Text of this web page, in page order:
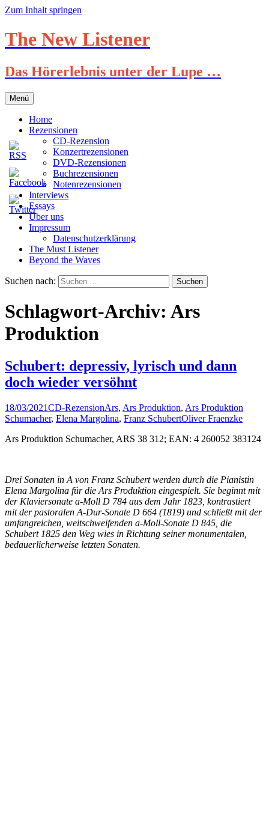
Zum Inhalt springen
The New Listener
Das Hörerlebnis unter der Lupe …
Menü
Home
Rezensionen
CD-Rezension
Konzertrezensionen
DVD-Rezensionen
Buchrezensionen
Notenrezensionen
Interviews
Essays
Über uns
Impressum
Datenschutzerklärung
The Must Listener
Beyond the Waves
Suchen nach:
Schlagwort-Archiv: Ars
Produktion
Schubert: depressiv, lyrisch und dann
doch wieder versöhnt
18/03/2021CD-RezensionArs, Ars Produktion, Ars Produktion
Schumacher, Elena Margolina, Franz SchubertOliver Fraenzke
Ars Produktion Schumacher, ARS 38 312; EAN: 4 260052 383124
Drei Sonaten in A von Franz Schubert werden durch die Pianistin
Elena Margolina für die Ars Produktion eingespielt. Sie beginnt mit
der Klaviersonate a-Moll D 784 aus dem Jahr 1823, kontrastiert
mit der pastoralen A-Dur-Sonate D 664 (1819) und schließt mit der
umfangreichen, weitschweifenden a-Moll-Sonate D 845, die
Schubert 1825 den Weg wies in Richtung seiner monumentalen,
bedauerlicherweise letzten Sonaten.